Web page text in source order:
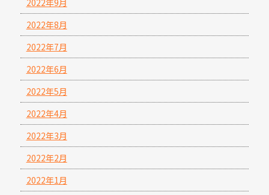
2022年8月
2022年7月
2022年6月
2022年5月
2022年4月
2022年3月
2022年2月
2022年1月